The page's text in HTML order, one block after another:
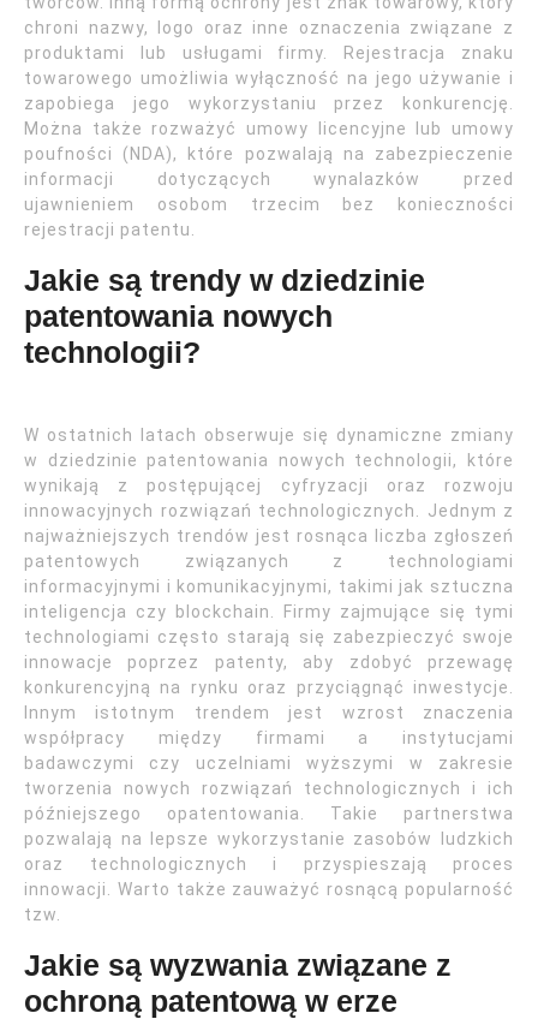
chroni nazwy, logo oraz inne oznaczenia związane z
produktami lub usługami firmy. Rejestracja znaku
towarowego umożliwia wyłączność na jego używanie i
zapobiega jego wykorzystaniu przez konkurencję.
Można także rozważyć umowy licencyjne lub umowy
poufności (NDA), które pozwalają na zabezpieczenie
informacji dotyczących wynalazków przed
ujawnieniem osobom trzecim bez konieczności
rejestracji patentu.
Jakie są trendy w dziedzinie
patentowania nowych
technologii?
W ostatnich latach obserwuje się dynamiczne zmiany
w dziedzinie patentowania nowych technologii, które
wynikają z postępującej cyfryzacji oraz rozwoju
innowacyjnych rozwiązań technologicznych. Jednym z
najważniejszych trendów jest rosnąca liczba zgłoszeń
patentowych związanych z technologiami
informacyjnymi i komunikacyjnymi, takimi jak sztuczna
inteligencja czy blockchain. Firmy zajmujące się tymi
technologiami często starają się zabezpieczyć swoje
innowacje poprzez patenty, aby zdobyć przewagę
konkurencyjną na rynku oraz przyciągnąć inwestycje.
Innym istotnym trendem jest wzrost znaczenia
współpracy między firmami a instytucjami
badawczymi czy uczelniami wyższymi w zakresie
tworzenia nowych rozwiązań technologicznych i ich
późniejszego opatentowania. Takie partnerstwa
pozwalają na lepsze wykorzystanie zasobów ludzkich
oraz technologicznych i przyspieszają proces
innowacji. Warto także zauważyć rosnącą popularność
tzw.
Jakie są wyzwania związane z
ochroną patentową w erze